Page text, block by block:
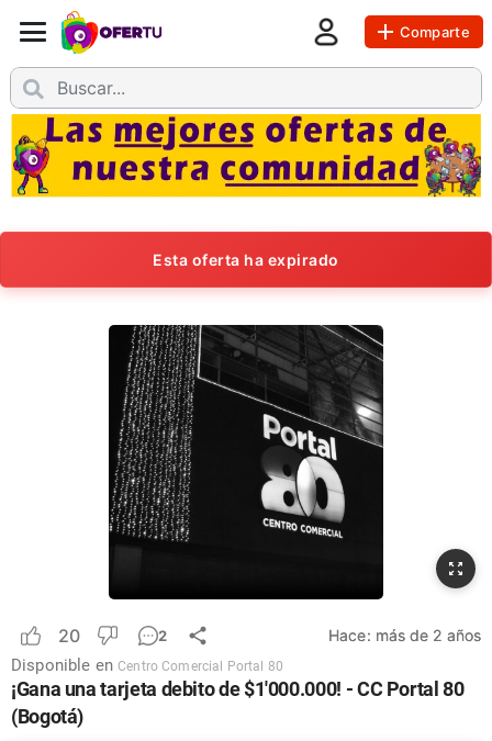
Comparte
Esta oferta ha expirado
20 2 Hace: más de 2 años
Disponible en Centro Comercial Portal 80
¡Gana una tarjeta debito de $1'000.000! - CC Portal 80
(Bogotá)